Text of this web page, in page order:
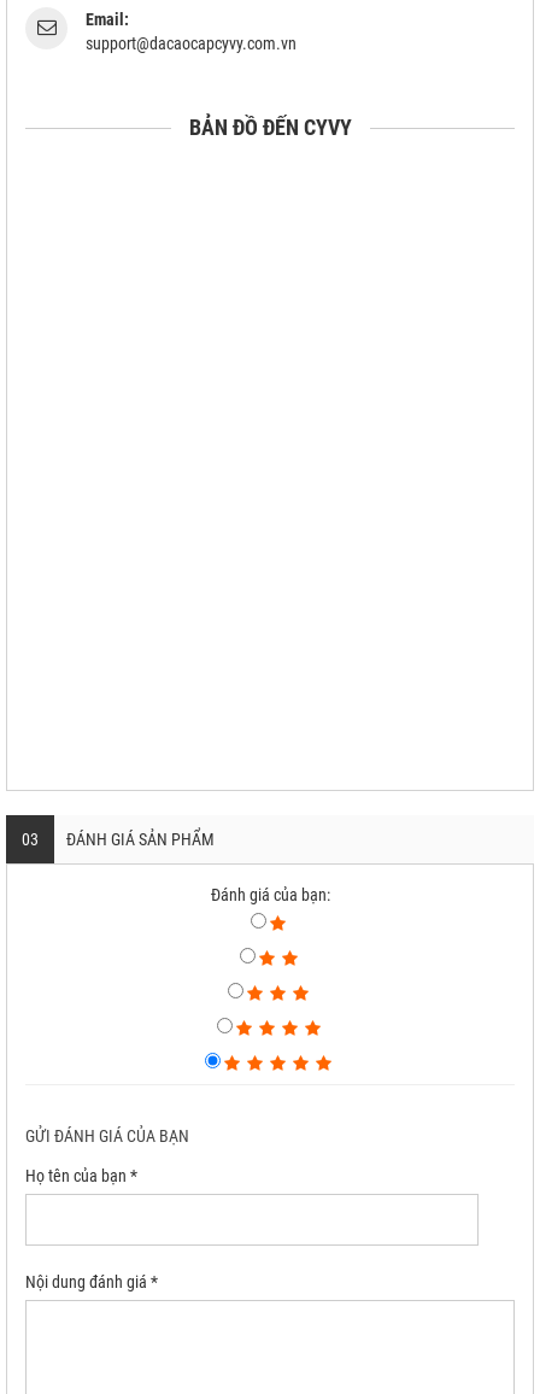
Email:
support@dacaocapcyvy.com.vn
BẢN ĐỒ ĐẾN CYVY
03 ĐÁNH GIÁ SẢN PHẨM
Đánh giá của bạn:
GỬI ĐÁNH GIÁ CỦA BẠN
Họ tên của bạn *
Nội dung đánh giá *